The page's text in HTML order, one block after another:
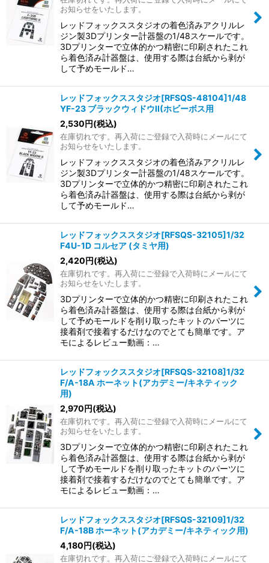
お知らせをいたします。
レッドフォックススタジオの着色済みアクリルレ
ジン製3Dプリンター計器盤の1/48スケールです。
3Dプリンターで立体的かつ精密に印刷されたこれ
ら着色済み計器盤は、使用する際は台紙から剥が
して予めモールド…
レッドフォックススタジオ[RFSQS-48104]1/48
YF-23 ブラックウィドウII(ホビーボス用
2,530円(税込)
在庫切れです。再入荷にご登録で入荷時にメールにて
お知らせをいたします。
レッドフォックススタジオの着色済みアクリルレ
ジン製3Dプリンター計器盤の1/48スケールです。
3Dプリンターで立体的かつ精密に印刷されたこれ
ら着色済み計器盤は、使用する際は台紙から剥が
して予めモールド…
レッドフォックススタジオ[RFSQS-32105]1/32
F4U-1D コルセア (タミヤ用)
2,420円(税込)
在庫切れです。再入荷にご登録で入荷時にメールにて
お知らせをいたします。
3Dプリンターで立体的かつ精密に印刷されたこれ
ら着色済み計器盤は、使用する際は台紙から剥が
して予めモールドを削り取ったキットのパーツに
接着剤で接着するだけなのでとても簡単です。ア
モによるレビュー動画：…
レッドフォックススタジオ[RFSQS-32108]1/32
F/A-18A ホーネット(アカデミー/キネティック
用)
2,970円(税込)
在庫切れです。再入荷にご登録で入荷時にメールにて
お知らせをいたします。
3Dプリンターで立体的かつ精密に印刷されたこれ
ら着色済み計器盤は、使用する際は台紙から剥が
して予めモールドを削り取ったキットのパーツに
接着剤で接着するだけなのでとても簡単です。ア
モによるレビュー動画：…
レッドフォックススタジオ[RFSQS-32109]1/32
F/A-18B ホーネット(アカデミー/キネティック用)
4,180円(税込)
在庫切れです。再入荷にご登録で入荷時にメールにて